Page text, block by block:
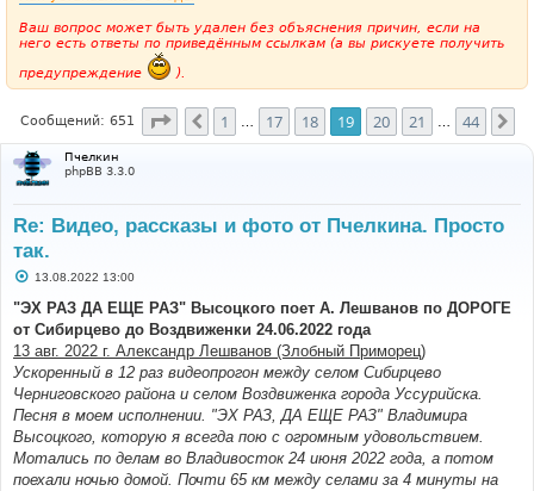
Ваш вопрос может быть удален без объяснения причин, если на
него есть ответы по приведённым ссылкам (а вы рискуете получить
предупреждение
).
Сообщений: 651 Страница19 из 44
Пред.
1 17 18 19 20 21 44
Пчелкин
phpBB 3.3.0
Re: Видео, рассказы и фото от Пчелкина. Просто
так.
С
о
б
щ
е
н
и
е
13.08.2022 13:00
"ЭХ РАЗ ДА ЕЩЕ РАЗ" Высоцкого поет А. Лешванов по ДОРОГЕ
от Сибирцево до Воздвиженки 24.06.2022 года
13 авг. 2022 г. Александр Лешванов (Злобный Приморец)
Ускоренный в 12 раз видеопрогон между селом Сибирцево
Черниговского района и селом Воздвиженка города Уссурийска.
Песня в моем исполнении. "ЭХ РАЗ, ДА ЕЩЕ РАЗ" Владимира
Высоцкого, которую я всегда пою с огромным удовольствием.
Мотались по делам во Владивосток 24 июня 2022 года, а потом
поехали ночью домой. Почти 65 км между селами за 4 минуты на